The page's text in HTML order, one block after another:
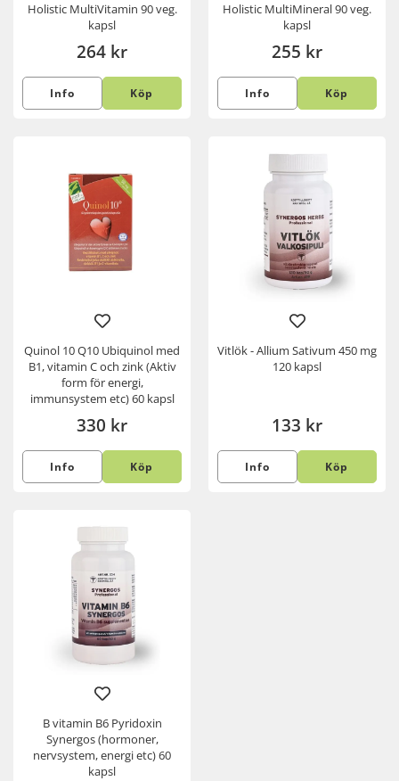
Holistic MultiVitamin 90 veg.
kapsl
264 kr
Info Köp
Holistic MultiMineral 90 veg.
kapsl
255 kr
Info Köp
Quinol 10 Q10 Ubiquinol med
B1, vitamin C och zink (Aktiv
form för energi,
immunsystem etc) 60 kapsl
330 kr
Info Köp
Vitlök - Allium Sativum 450 mg
120 kapsl
133 kr
Info Köp
B vitamin B6 Pyridoxin
Synergos (hormoner,
nervsystem, energi etc) 60
kapsl